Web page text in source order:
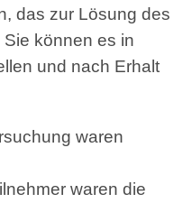
das zur Lösung des
können es in
und nach Erhalt
waren
waren die